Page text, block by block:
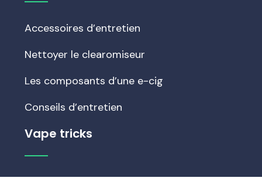
Accessoires d’entretien
Nettoyer le clearomiseur
Les composants d’une e-cig
Conseils d’entretien
Vape tricks